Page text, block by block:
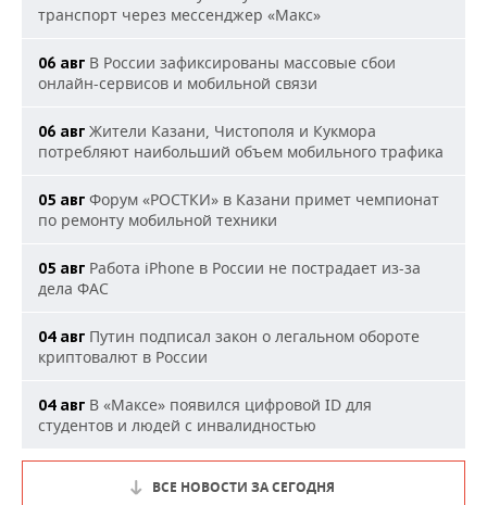
транспорт через мессенджер «Макс»
06 авг В России зафиксированы массовые сбои
онлайн-сервисов и мобильной связи
06 авг Жители Казани, Чистополя и Кукмора
потребляют наибольший объем мобильного трафика
05 авг Форум «РОСТКИ» в Казани примет чемпионат
по ремонту мобильной техники
05 авг Работа iPhone в России не пострадает из-за
дела ФАС
04 авг Путин подписал закон о легальном обороте
криптовалют в России
04 авг В «Максе» появился цифровой ID для
студентов и людей с инвалидностью
ВСЕ НОВОСТИ ЗА СЕГОДНЯ